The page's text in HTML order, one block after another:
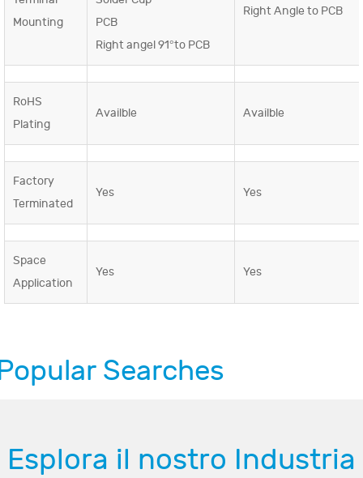
Mounting
PCB
Right angel 91°to PCB
Right Angle to PCB
RoHS
Plating
Availble Availble
Factory
Terminated
Yes Yes
Space
Application
Yes Yes
Searches
Esplora il nostro Industria